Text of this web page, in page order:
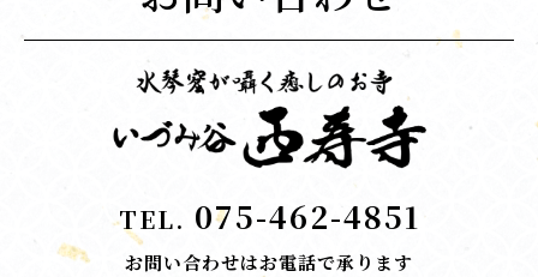
TEL. 075-462-4851
お問い合わせはお電話で承ります